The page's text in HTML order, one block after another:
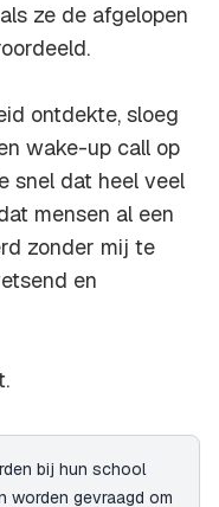
ze de afgelopen
ontdekte, sloeg
wake-up call op
snel dat heel veel
mensen al een
zonder mij te
en
bij hun school
worden gevraagd om